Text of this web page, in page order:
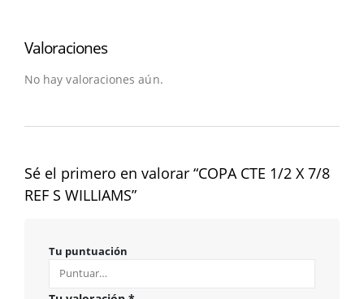
Valoraciones
No hay valoraciones aún.
Sé el primero en valorar “COPA CTE 1/2 X 7/8
REF S WILLIAMS”
Tu puntuación